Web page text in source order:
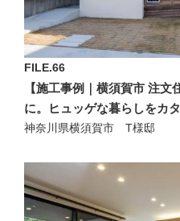
FILE.66
【施工事例｜横須賀市 注
に。ヒュッゲな暮らしをカ
神奈川県横須賀市 T様邸